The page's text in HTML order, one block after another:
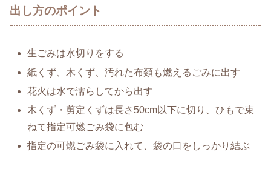
出し方のポイント
生ごみは水切りをする
紙くず、木くず、汚れた布類も燃えるごみに出す
花火は水で濡らしてから出す
木くず・剪定くずは長さ50cm以下に切り、ひもで束
ねて指定可燃ごみ袋に包む
指定の可燃ごみ袋に入れて、袋の口をしっかり結ぶ